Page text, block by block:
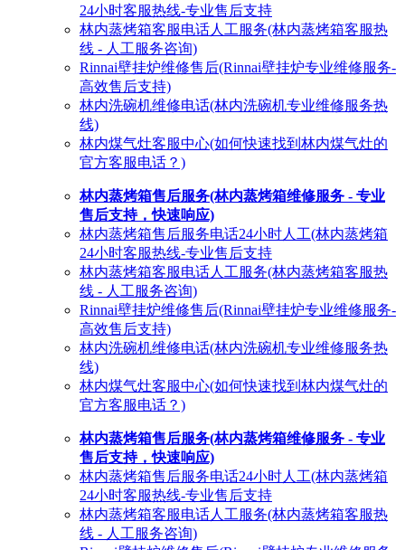
24小时客服热线-专业售后支持
林内蒸烤箱客服电话人工服务(林内蒸烤箱客服热
线 - 人工服务咨询)
Rinnai壁挂炉维修售后(Rinnai壁挂炉专业维修服务-
高效售后支持)
林内洗碗机维修电话(林内洗碗机专业维修服务热
线)
林内煤气灶客服中心(如何快速找到林内煤气灶的
官方客服电话？)
林内蒸烤箱售后服务(林内蒸烤箱维修服务 - 专业
售后支持，快速响应)
林内蒸烤箱售后服务电话24小时人工(林内蒸烤箱
24小时客服热线-专业售后支持
林内蒸烤箱客服电话人工服务(林内蒸烤箱客服热
线 - 人工服务咨询)
Rinnai壁挂炉维修售后(Rinnai壁挂炉专业维修服务-
高效售后支持)
林内洗碗机维修电话(林内洗碗机专业维修服务热
线)
林内煤气灶客服中心(如何快速找到林内煤气灶的
官方客服电话？)
林内蒸烤箱售后服务(林内蒸烤箱维修服务 - 专业
售后支持，快速响应)
林内蒸烤箱售后服务电话24小时人工(林内蒸烤箱
24小时客服热线-专业售后支持
林内蒸烤箱客服电话人工服务(林内蒸烤箱客服热
线 - 人工服务咨询)